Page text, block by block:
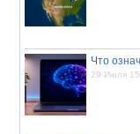
Что
29 Июля